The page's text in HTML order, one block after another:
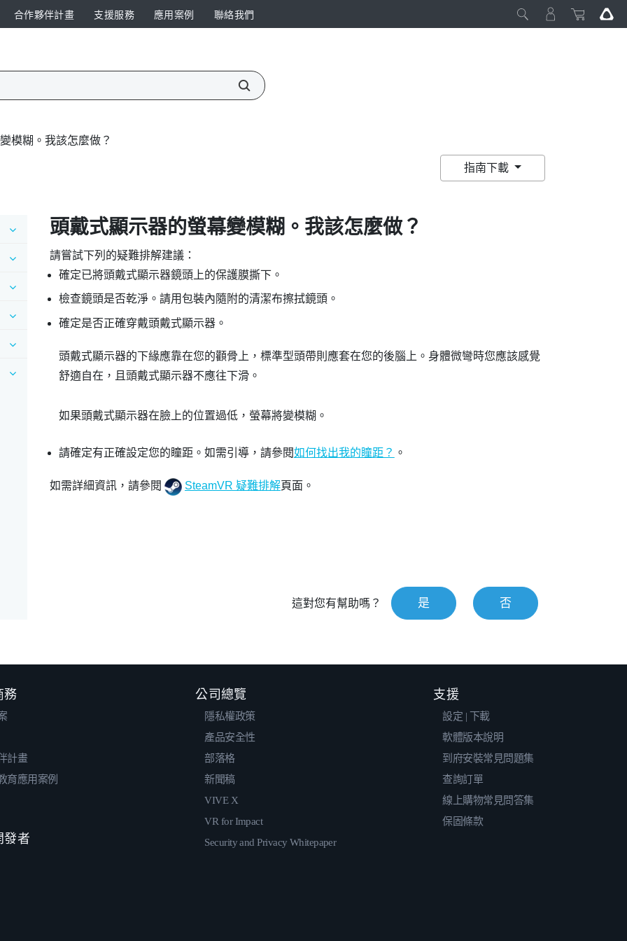
合作夥伴計畫 支援服務 應用案例 聯絡我們
模糊。我該怎麼做？
指南下載
頭戴式顯示器的螢幕變模糊。我該怎麼做？
請嘗試下列的疑難排解建議：
確定已將頭戴式顯示器鏡頭上的保護膜撕下。
檢查鏡頭是否乾淨。請用包裝內隨附的清潔布擦拭鏡頭。
確定是否正確穿戴頭戴式顯示器。
頭戴式顯示器的下緣應靠在您的顴骨上，標準型頭帶則應套在您的後腦上。身體微彎時您應該感覺
舒適自在，且頭戴式顯示器不應往下滑。
如果頭戴式顯示器在臉上的位置過低，螢幕將變模糊。
請確定有正確設定您的瞳距。如需引導，請參閱如何找出我的瞳距？ 。
如需詳細資訊，請參閱 SteamVR 疑難排解頁面。
這對您有幫助嗎？ 是 否
務
計畫
育應用案例
發者
公司總覽
隱私權政策
產品安全性
部落格
新聞稿
VIVE X
VR for Impact
Security and Privacy Whitepaper
支援
設定 | 下載
軟體版本說明
到府安裝常見問題集
查詢訂單
線上購物常見問答集
保固條款